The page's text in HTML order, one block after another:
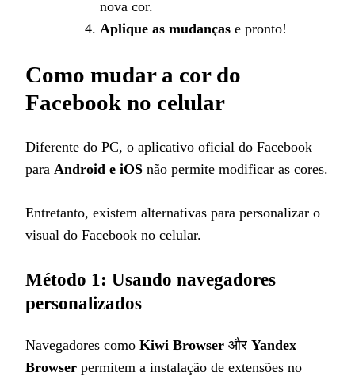
nova cor.
Aplique as mudanças e pronto!
Como mudar a cor do
Facebook no celular
Diferente do PC, o aplicativo oficial do Facebook
para Android e iOS não permite modificar as cores.
Entretanto, existem alternativas para personalizar o
visual do Facebook no celular.
Método 1: Usando navegadores
personalizados
Navegadores como Kiwi Browser और Yandex
Browser permitem a instalação de extensões no